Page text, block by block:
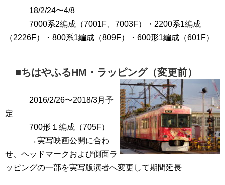
18/2/24〜4/8
7000系2編成（7001F、7003F）・2200系1編成
（2226F）・800系1編成（809F）・600形1編成（601F）
■ちはやふるHM・ラッピング（変更前）
2016/2/26〜2018/3月予
定
700形１編成（705F）
→実写映画公開に合わ
せ、ヘッドマークおよび側面ラ
ッピングの一部を実写版演者へ変更して期間延長